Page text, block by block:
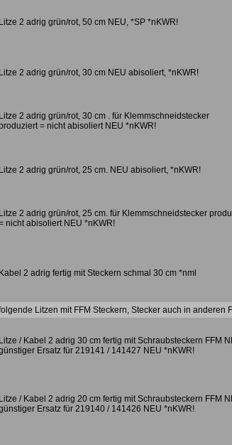
Litze 2 adrig grün/rot, 50 cm NEU, *SP *nKWR!
Litze 2 adrig grün/rot, 30 cm NEU abisoliert, *nKWR!
Litze 2 adrig grün/rot, 30 cm . für Klemmschneidstecker
= nicht abisoliert NEU *nKWR!
Litze 2 adrig grün/rot, 25 cm. NEU abisoliert, *nKWR!
Litze 2 adrig grün/rot, 25 cm. für Klemmschneidstecker
nicht abisoliert NEU *nKWR!
Kabel 2 adrig fertig mit Steckern schmal 30 cm *nml
Litzen mit FFM Steckern, Stecker auch in anderen
Litze / Kabel 2 adrig 30 cm fertig mit Schraubsteckern FFM
Ersatz für 219141 / 141427 NEU *nKWR!
Litze / Kabel 2 adrig 20 cm fertig mit Schraubsteckern FFM
Ersatz für 219140 / 141426 NEU *nKWR!